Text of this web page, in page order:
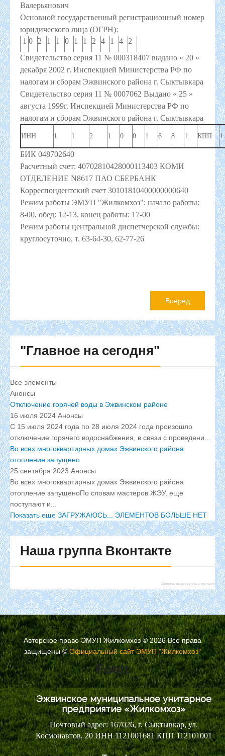
Валерьянович
Основной государственный регистрационный номер
юридического лица (ОГРН):
1 0 2 1 1 0 1 1 2 4 1 4
2
Свидетельство серия 11 № 000318407 выдано « 20 »
декабря 2002 г. Инспекцией Министерства РФ по
налогам и сборам Эжвинского района г. Сыктывкара
Свидетельство серия 11 № 0007062 Выдано « 25 »
августа 1999г. Инспекцией Министерства РФ по
налогам и сборам Эжвинского района г. Сыктывкара
ИНН 1 1 2 1 0 0 1 6 8 1 КПП 1
БИК 048702640
Расчетный счет: 40702810428000113403 КОМИ
ОТДЕЛЕНИЕ N8617 ПАО СБЕРБАНК
Корреспондентский счет 30101810400000000640
Режим работы ЭМУП "Жилкомхоз": начало работы:
8-00, обед: 12-13, конец работы: 17-00
Режим работы центральной диспетчерской службы:
круглосуточно, т. 63-64-30, 62-77-26
Вперёд
"Главное на сегодня"
Все элементы
Анонсы
Отключение горячей воды в Эжвинском районе
16 июля 2024 Анонсы
С 15 июля 2024 года по 28 июля 2024 года произошло
отключение горячего водоснабжения, в связи с проведени...
Во всех многоквартирных домах Эжвинского района
отопление запущено
25 сентября 2023 Анонсы
Во всех многоквартирных домах Эжвинского района
отопление запущеноПо словам мастеров ЖЭУ, еще
поступают и...
Показать еще ЗАГРУЖАЮСЬ... ЭЛЕМЕНТОВ БОЛЬШЕ НЕТ
Наша группа Вконтакте
Официальная группа в контакте
Авторское право ЭМУП Жилкомхоз © 2026 Все права
защищены©Официальный сайт ЭМУП "Жилкомхоз"
Footr
Эжвинское муниципальное унитарное
предприятие «Жилкомхоз»
Почтовый адрес: 167026, г. Сыктывкар, ул.
Космонавтов, 20 ИНН 1121001681 КПП 112101001